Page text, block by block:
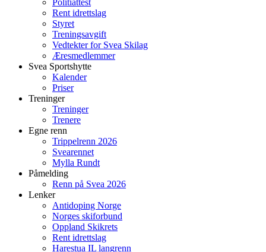
Rent idrettslag
Styret
Treningsavgift
Vedtekter for Svea Skilag
Æresmedlemmer
Svea Sportshytte
Kalender
Priser
Treninger
Treninger
Trenere
Egne renn
Trippelrenn 2026
Svearennet
Mylla Rundt
Påmelding
Renn på Svea 2026
Lenker
Antidoping Norge
Norges skiforbund
Oppland Skikrets
Rent idrettslag
Harestua IL langrenn